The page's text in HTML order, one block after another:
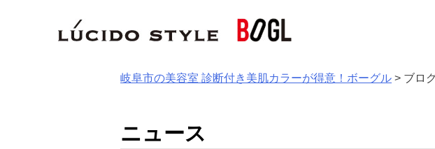
岐阜市の美容室 診断付き美肌カラーが得意！ボーグル > ブロ
ニュース